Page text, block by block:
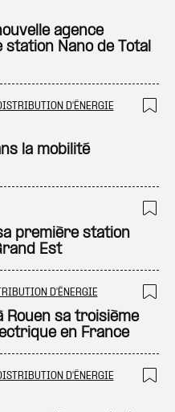
agence
station Nano de Total
D'ÉNERGIE
la mobilité
première station
Est
D'ÉNERGIE
Rouen sa troisième
en France
D'ÉNERGIE